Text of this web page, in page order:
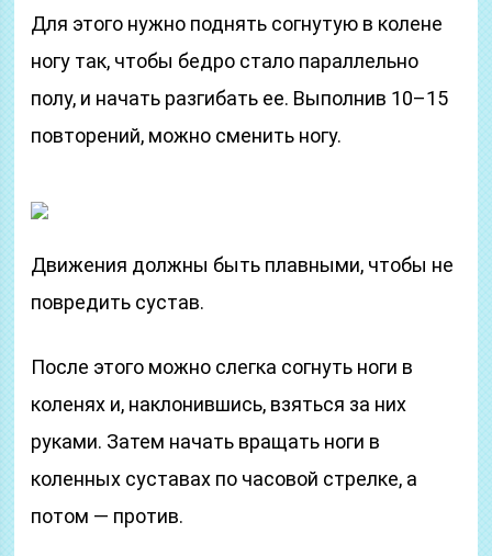
Для этого нужно поднять согнутую в колене
ногу так, чтобы бедро стало параллельно
полу, и начать разгибать ее. Выполнив 10–15
повторений, можно сменить ногу.
Движения должны быть плавными, чтобы не
повредить сустав.
После этого можно слегка согнуть ноги в
коленях и, наклонившись, взяться за них
руками. Затем начать вращать ноги в
коленных суставах по часовой стрелке, а
потом — против.